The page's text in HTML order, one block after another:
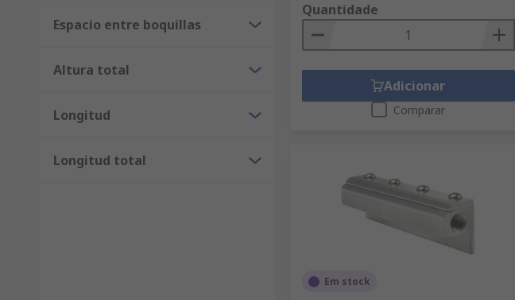
Espacio entre boquillas
Altura total
Longitud
Longitud total
Quantidade
Adicionar
Comparar
Em stock